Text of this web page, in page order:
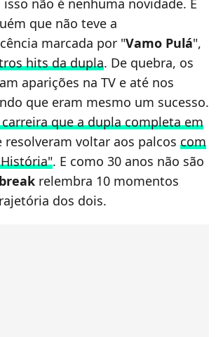
isso não é nenhuma novidade. É
que não teve a
marcada por "Vamo Pulá",
hits da dupla. De quebra, os
aparições na TV e até nos
que eram mesmo um sucesso.
carreira que a dupla completa em
resolveram voltar aos palcos com
. E como 30 anos não são
relembra 10 momentos
dos dois.